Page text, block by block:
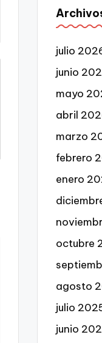
julio
junio
mayo
abril
marzo
febrero
enero
octubre
agosto
julio
junio